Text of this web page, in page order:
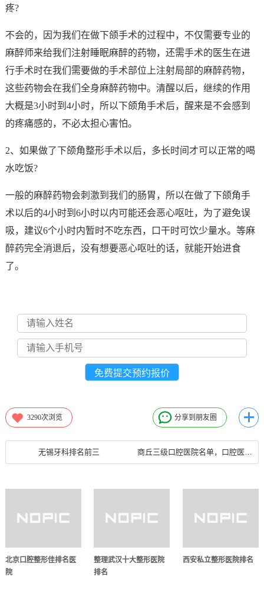
疼?
不会的，因为我们在做下颌手术的过程中，不仅需要专业的
麻醉师来给我们注射睡眠麻醉的药物，还需手术的医生在进
行手术时在我们需要做的手术部位上注射局部的麻醉药物，
这些药物会在我们全身麻醉药物中。清醒以后，继续的作用
大概是3小时到4小时，所以下颌角手术后，醒来是不会感到
的疼痛感的，不必太担心害怕。
2、如果做了下颌角整形手术以后，多长时间才可以正常的喝
水吃饭?
一般的麻醉药物会刺激到我们的肠胃，所以在做了下颌角手
术以后的4小时到6小时以内可能还会恶心呕吐，为了避免误
吸，建议6个小时内暂时不吃东西，口干时可饮少量水。等麻
醉药完全消退后，没有想要恶心呕吐的话，就能开始进食
了。
3290次浏览 分享到朋友圈
无锡牙科排名前三 商丘三级口腔医院名单，口腔医院挑选技巧一览
北京口腔整形佳排名医
院
整理武汉十大整形医院
排名
西安私立整形医院排名